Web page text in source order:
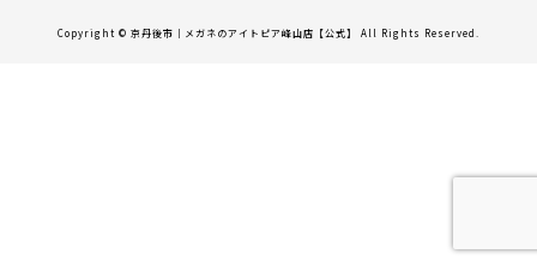
Copyright © 京丹後市｜メガネのアイトピア峰山店【公式】 All Rights Reserved.